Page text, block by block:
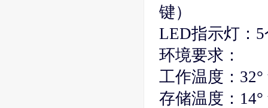
键）
LED指示灯：
环境要求：
工作温度：32°
存储温度：14°